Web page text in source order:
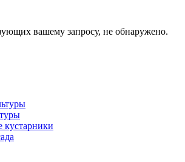
вашему запросу, не обнаружено.
кустарники